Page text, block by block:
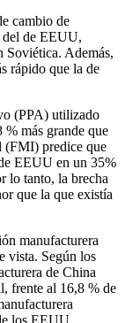
cambio de
del de EEUU,
Soviética. Además,
rápido que la de
(PPA) utilizado
más grande que
(FMI) predice que
EEUU en un 35%
lo tanto, la brecha
que la que existía
manufacturera
vista. Según los
de China
frente al 16,8 % de